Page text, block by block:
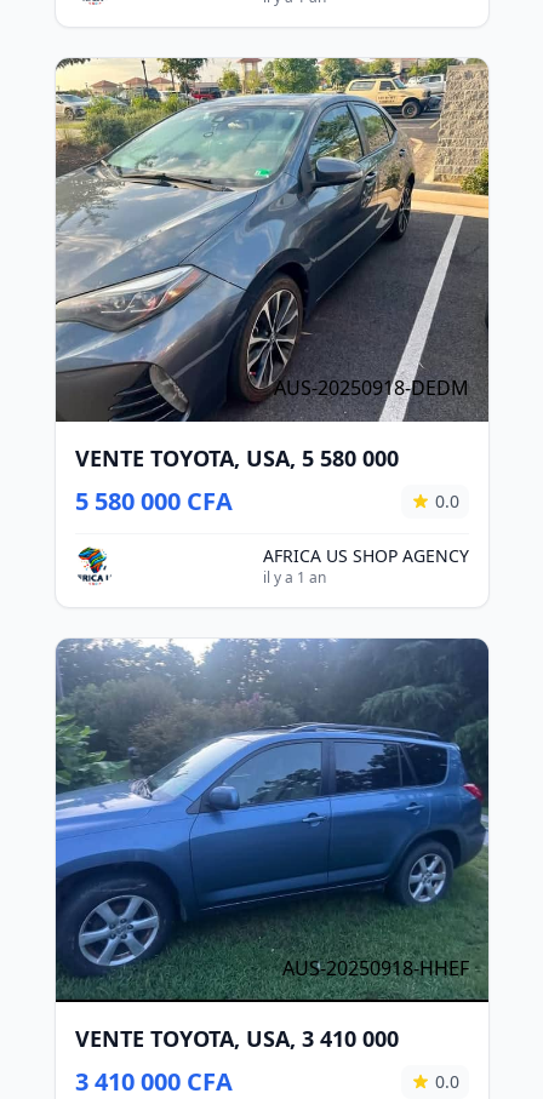
AUS-20250918-DEDM
VENTE TOYOTA, USA, 5 580 000
5 580 000 CFA 0.0
AFRICA US SHOP AGENCY
il y a 1 an
AUS-20250918-HHEF
VENTE TOYOTA, USA, 3 410 000
3 410 000 CFA 0.0